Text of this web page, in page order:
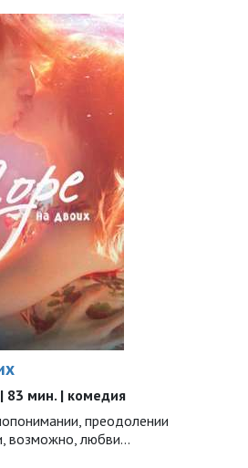
| 83 мин. | комедия
преодолении
возможно, любви…